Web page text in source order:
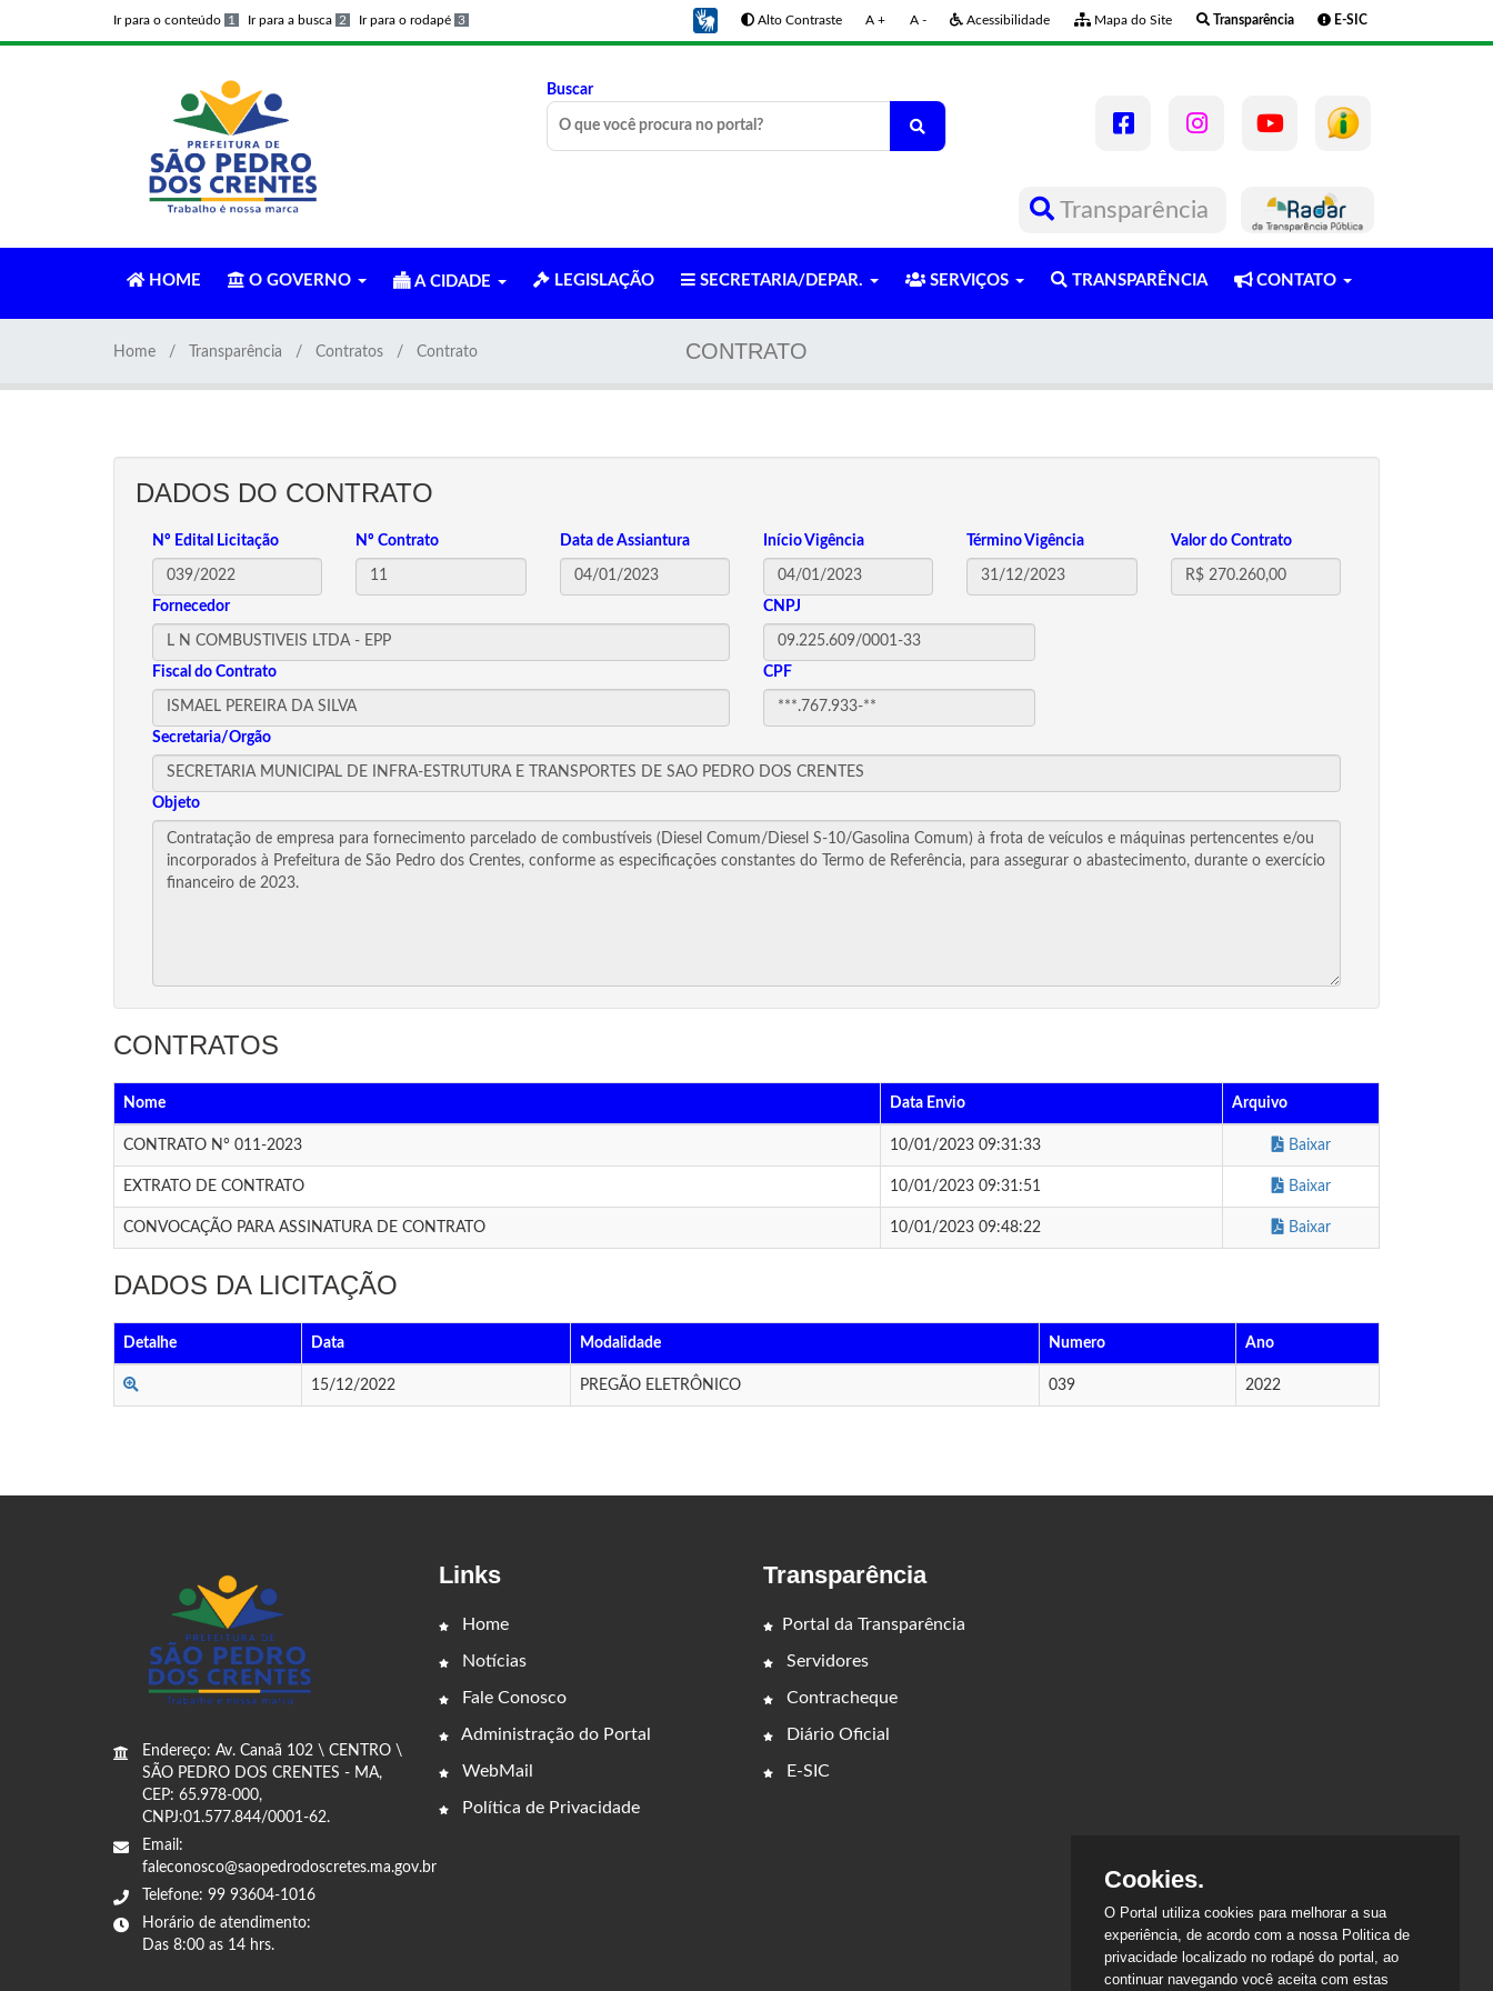
Ir para o conteúdo 1 Ir para a busca 2 Ir para o rodapé 3 Alto Contraste A + A - Acessibilidade Mapa do Site Transparência E-SIC
Buscar
Transparência
HOME O GOVERNO A CIDADE LEGISLAÇÃO SECRETARIA/DEPAR. SERVIÇOS TRANSPARÊNCIA CONTATO
CONTRATO
Home Transparência Contratos Contrato
DADOS DO CONTRATO
Nº Edital Licitação Nº Contrato Data de Assiantura Início Vigência Término Vigência Valor do Contrato
Fornecedor CNPJ
Fiscal do Contrato CPF
Secretaria/Orgão
Objeto
CONTRATOS
Nome Data Envio Arquivo
CONTRATO N° 011-2023 10/01/2023 09:31:33 Baixar
EXTRATO DE CONTRATO 10/01/2023 09:31:51 Baixar
CONVOCAÇÃO PARA ASSINATURA DE CONTRATO 10/01/2023 09:48:22 Baixar
DADOS DA LICITAÇÃO
Detalhe Data Modalidade Numero Ano
15/12/2022 PREGÃO ELETRÔNICO 039 2022
Endereço: Av. Canaã 102 \ CENTRO \
SÃO PEDRO DOS CRENTES - MA,
CEP: 65.978-000,
CNPJ:01.577.844/0001-62.
Email:
faleconosco@saopedrodoscretes.ma.gov.br
Telefone: 99 93604-1016
Horário de atendimento:
Das 8:00 as 14 hrs.
Links
Home
Notícias
Fale Conosco
Administração do Portal
WebMail
Política de Privacidade
Transparência
Portal da Transparência
Servidores
Contracheque
Diário Oficial
E-SIC
Cookies.
O Portal utiliza cookies para melhorar a sua
experiência, de acordo com a nossa Politica de
privacidade localizado no rodapé do portal, ao
continuar navegando você aceita com estas